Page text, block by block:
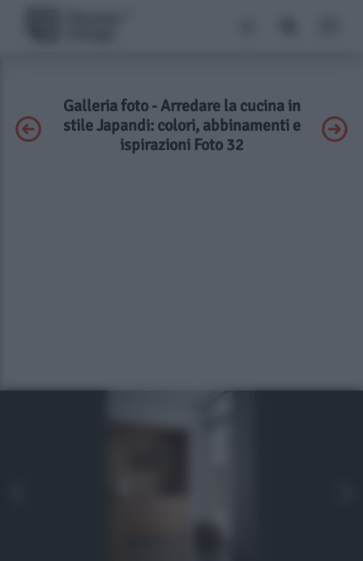
Galleria foto - Arredare la cucina in
stile Japandi: colori, abbinamenti e
ispirazioni Foto 32